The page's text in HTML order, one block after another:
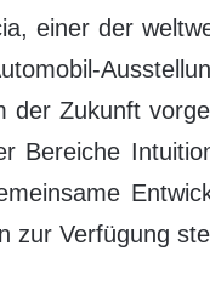
einer der
der Zukunft
Bereiche
zur Verfügung